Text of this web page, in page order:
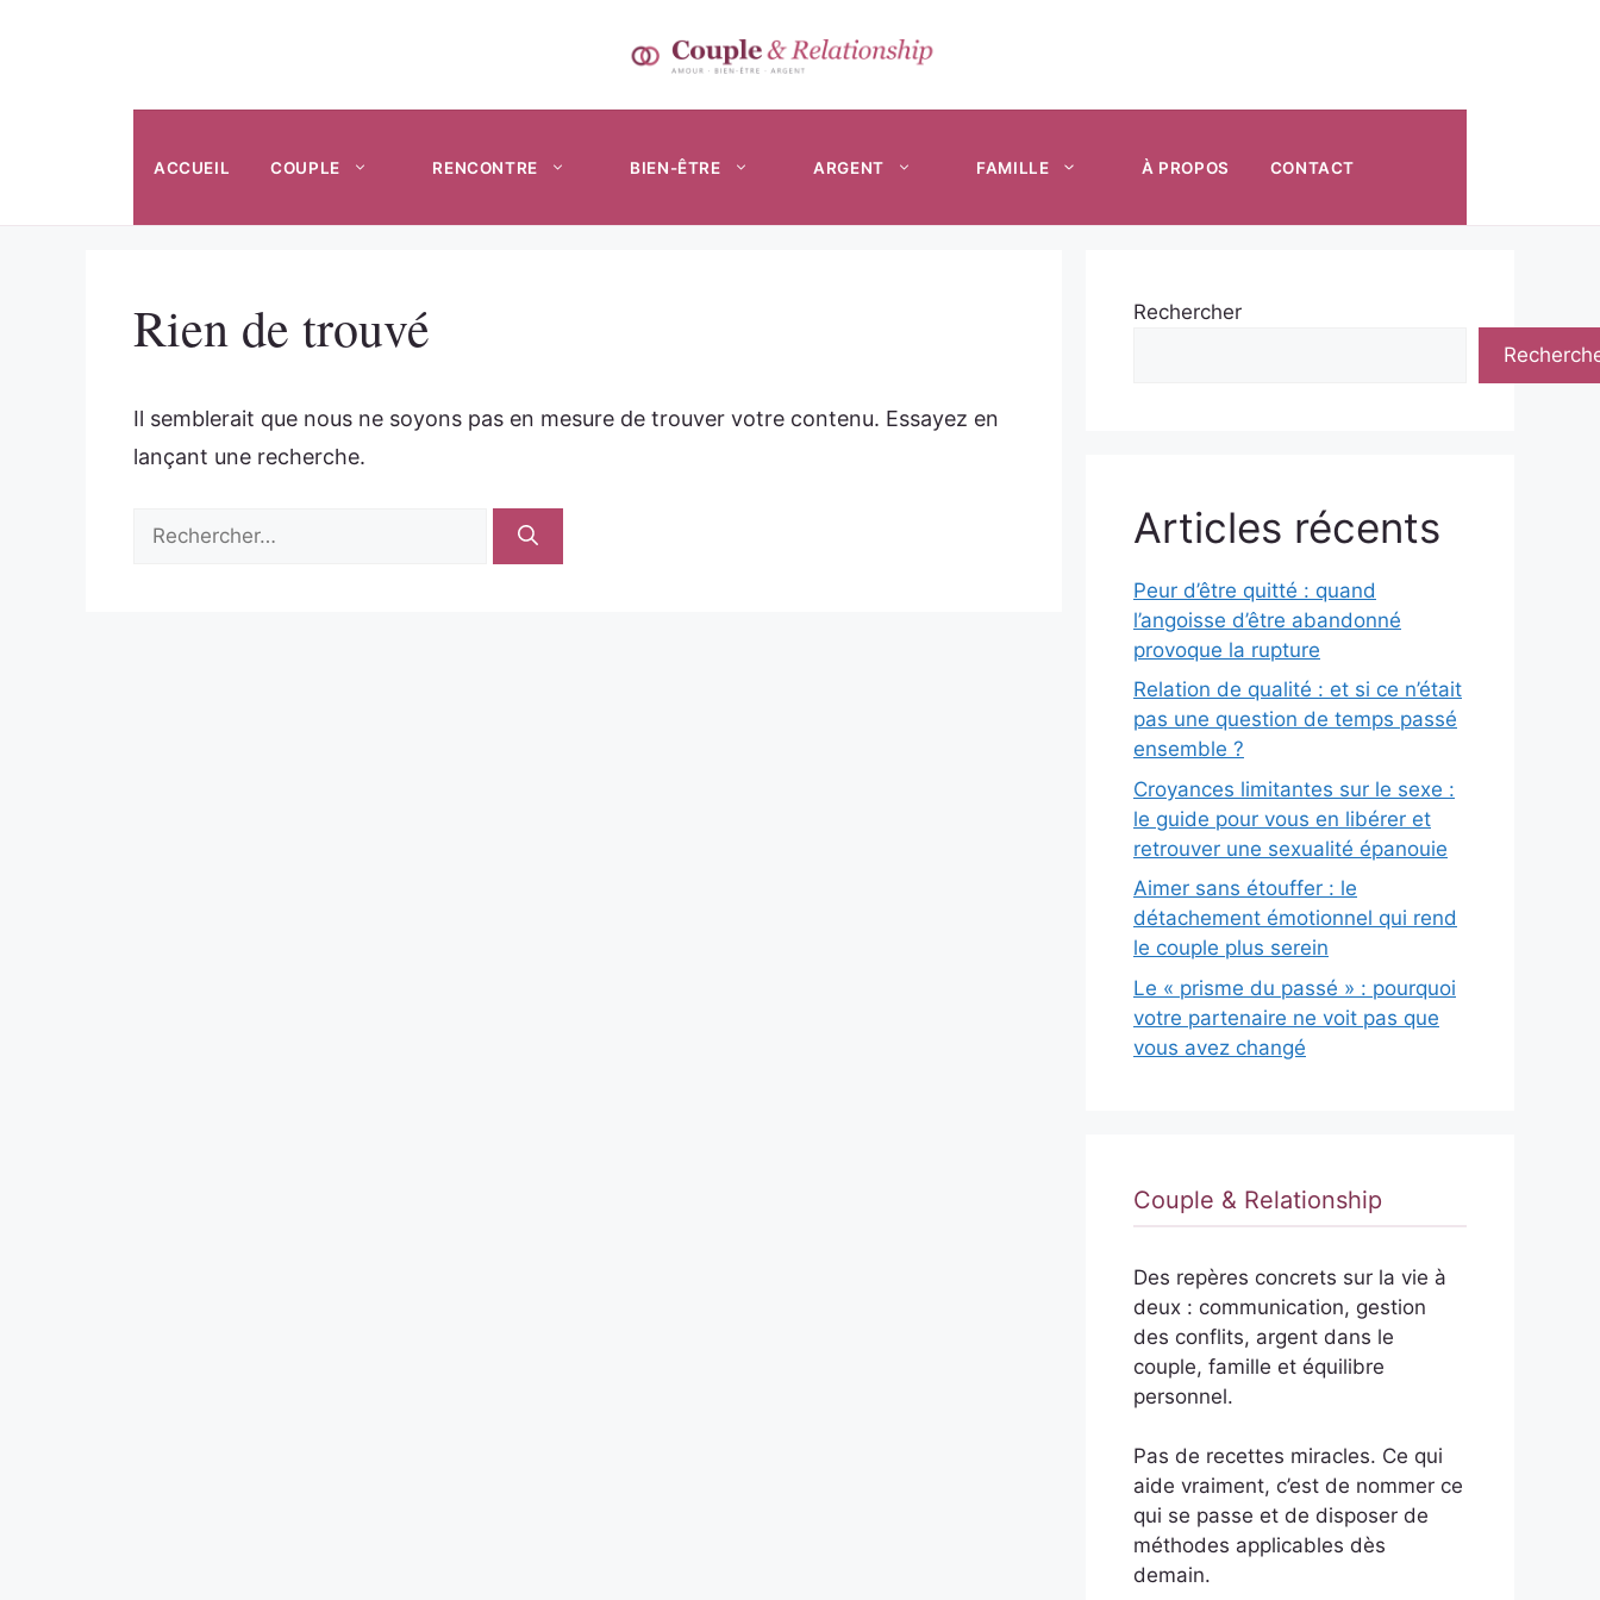
ACCUEIL COUPLE RENCONTRE BIEN-ÊTRE ARGENT FAMILLE À PROPOS CONTACT
Rien de trouvé
Il semblerait que nous ne soyons pas en mesure de trouver votre contenu. Essayez en
lançant une recherche.
Rechercher :
Rechercher
Articles récents
Peur d’être quitté : quand
l’angoisse d’être abandonné
provoque la rupture
Relation de qualité : et si ce n’était
pas une question de temps passé
ensemble ?
Croyances limitantes sur le sexe :
le guide pour vous en libérer et
retrouver une sexualité épanouie
Aimer sans étouffer : le
détachement émotionnel qui rend
le couple plus serein
Le « prisme du passé » : pourquoi
votre partenaire ne voit pas que
vous avez changé
Couple & Relationship
Des repères concrets sur la vie à
deux : communication, gestion
des conflits, argent dans le
couple, famille et équilibre
personnel.
Pas de recettes miracles. Ce qui
aide vraiment, c’est de nommer ce
qui se passe et de disposer de
méthodes applicables dès
demain.